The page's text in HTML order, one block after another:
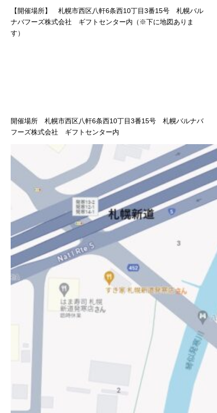
【開催場所】 札幌市西区八軒6条西10丁目3番15号 札幌バル
ナバフーズ株式会社 ギフトセンター内（※下に地図ありま
す）
開催場所 札幌市西区八軒6条西10丁目3番15号 札幌バルナバ
フーズ株式会社 ギフトセンター内